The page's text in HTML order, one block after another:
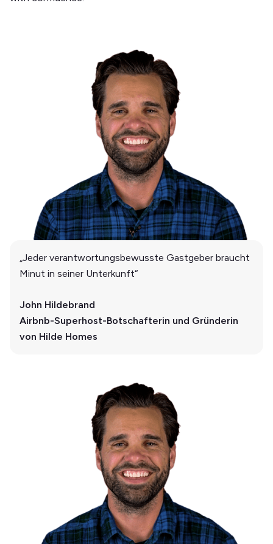
„Jeder verantwortungsbewusste Gastgeber braucht
Minut in seiner Unterkunft“
John Hildebrand
Airbnb-Superhost-Botschafterin und Gründerin
von Hilde Homes